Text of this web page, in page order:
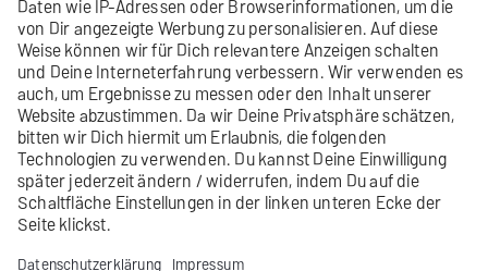
Erfahre mehr
Nicht gefunden, was Du gesucht hast?
Gib unsFeedback.